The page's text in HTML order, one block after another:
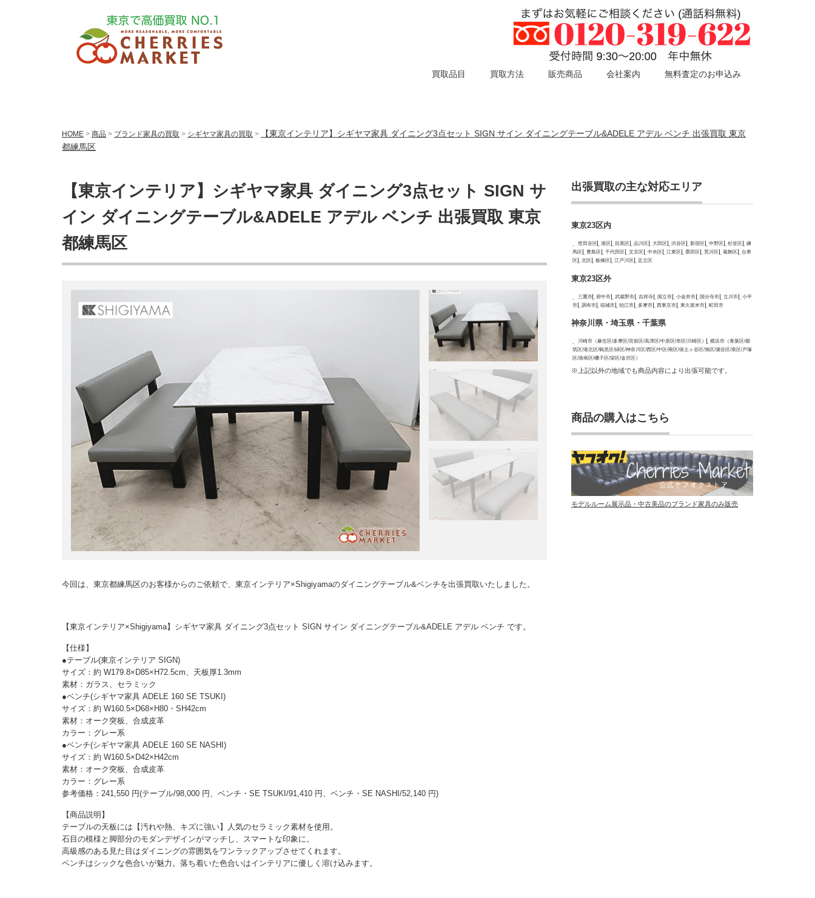
買取品目 買取方法 販売商品 会社案内 無料査定のお申込み
HOME > 商品 > ブランド家具の買取 > シギヤマ家具の買取 >
【東京インテリア】シギヤマ家具 ダイニング3点セット SIGN サイン ダイニングテーブル&ADELE アデル ベンチ 出張買取 東京
都練馬区
【東京インテリア】シギヤマ家具 ダイニング3点セット SIGN サ
イン ダイニングテーブル&ADELE アデル ベンチ 出張買取 東京
都練馬区
今回は、東京都練馬区のお客様からのご依頼で、東京インテリア×Shigiyamaのダイニングテーブル&ベンチを出張買取いたしました。
【東京インテリア×Shigiyama】シギヤマ家具 ダイニング3点セット SIGN サイン ダイニングテーブル&ADELE アデル ベンチ です。
【仕様】
●テーブル(東京インテリア SIGN)
サイズ：約 W179.8×D85×H72.5cm、天板厚1.3mm
素材：ガラス、セラミック
●ベンチ(シギヤマ家具 ADELE 160 SE TSUKI)
サイズ：約 W160.5×D68×H80・SH42cm
素材：オーク突板、合成皮革
カラー：グレー系
●ベンチ(シギヤマ家具 ADELE 160 SE NASHI)
サイズ：約 W160.5×D42×H42cm
素材：オーク突板、合成皮革
カラー：グレー系
参考価格：241,550 円(テーブル/98,000 円、ベンチ・SE TSUKI/91,410 円、ベンチ・SE NASHI/52,140 円)
【商品説明】
テーブルの天板には【汚れや熱、キズに強い】人気のセラミック素材を使用。
石目の模様と脚部分のモダンデザインがマッチし、スマートな印象に。
高級感のある見た目はダイニングの雰囲気をワンラックアップさせてくれます。
ベンチはシックな色合いが魅力。落ち着いた色合いはインテリアに優しく溶け込みます。
出張買取の主な対応エリア
東京23区内
世田谷区 港区 目黒区 品川区 大田区 渋谷区 新宿区 中野区 杉並区
練
馬区
豊島区 千代田区 文京区 中央区 江東区 墨田区 荒川区 葛飾区
台東
区
北区 板橋区 江戸川区 足立区
東京23区外
三鷹市 府中市 武蔵野市 吉祥寺 国立市 小金井市 国分寺市 立川市
小平
市
調布市 稲城市 狛江市 多摩市 西東京市 東久留米市 町田市
神奈川県・埼玉県・千葉県
川崎市（麻生区/多摩区/宮前区/高津区/中原区/幸区/川崎区）
横浜市（青葉区/都
筑区/港北区/鶴見区/緑区/神奈川区/西区/中区/南区/保土ヶ谷区/旭区/瀬谷区/泉区/戸塚
区/港南区/磯子区/栄区/金沢区）
※上記以外の地域でも商品内容により出張可能です。
商品の購入はこちら
モデルルーム展示品・中古美品のブランド家具のみ販売